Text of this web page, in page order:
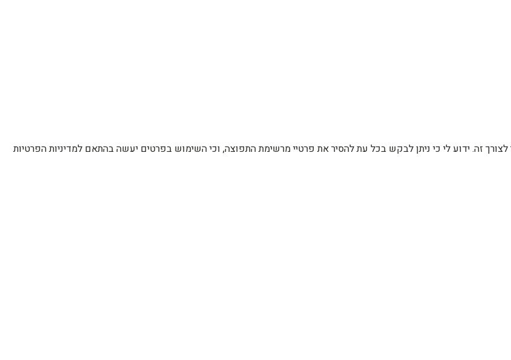
לצורך זה. ידוע לי כי ניתן לבקש בכל עת להסיר את פרטיי מרשימת התפוצה, וכי השימוש בפרטים יעשה בהתאם למדיניות הפרטיות